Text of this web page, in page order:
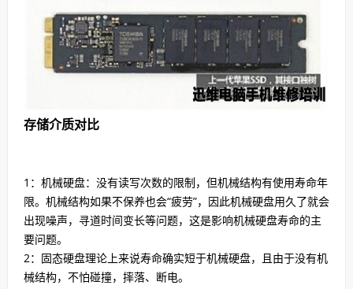
存储介质对比
1：机械硬盘：没有读写次数的限制，但机械结构有使用寿命年
限。机械结构如果不保养也会“疲劳”，因此机械硬盘用久了就会
出现噪声，寻道时间变长等问题，这是影响机械硬盘寿命的主
要问题。
2：固态硬盘理论上来说寿命确实短于机械硬盘，且由于没有机
械结构，不怕碰撞，摔落、断电。